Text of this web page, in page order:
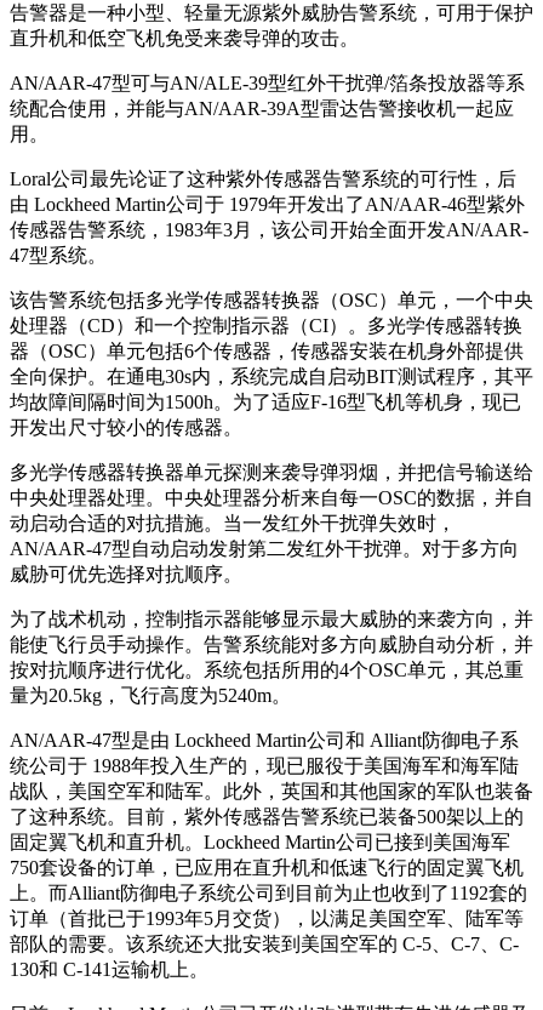
告警器是一种小型、轻量无源紫外威胁告警系统，可用于保护
直升机和低空飞机免受来袭导弹的攻击。
AN/AAR-47型可与AN/ALE-39型红外干扰弹/箔条投放器等系
统配合使用，并能与AN/AAR-39A型雷达告警接收机一起应
用。
Loral公司最先论证了这种紫外传感器告警系统的可行性，后
由 Lockheed Martin公司于 1979年开发出了AN/AAR-46型紫外
传感器告警系统，1983年3月，该公司开始全面开发AN/AAR-
47型系统。
该告警系统包括多光学传感器转换器（OSC）单元，一个中央
处理器（CD）和一个控制指示器（CI）。多光学传感器转换
器（OSC）单元包括6个传感器，传感器安装在机身外部提供
全向保护。在通电30s内，系统完成自启动BIT测试程序，其平
均故障间隔时间为1500h。为了适应F-16型飞机等机身，现已
开发出尺寸较小的传感器。
多光学传感器转换器单元探测来袭导弹羽烟，并把信号输送给
中央处理器处理。中央处理器分析来自每一OSC的数据，并自
动启动合适的对抗措施。当一发红外干扰弹失效时，
AN/AAR-47型自动启动发射第二发红外干扰弹。对于多方向
威胁可优先选择对抗顺序。
为了战术机动，控制指示器能够显示最大威胁的来袭方向，并
能使飞行员手动操作。告警系统能对多方向威胁自动分析，并
按对抗顺序进行优化。系统包括所用的4个OSC单元，其总重
量为20.5kg，飞行高度为5240m。
AN/AAR-47型是由 Lockheed Martin公司和 Alliant防御电子系
统公司于 1988年投入生产的，现已服役于美国海军和海军陆
战队，美国空军和陆军。此外，英国和其他国家的军队也装备
了这种系统。目前，紫外传感器告警系统已装备500架以上的
固定翼飞机和直升机。Lockheed Martin公司已接到美国海军
750套设备的订单，已应用在直升机和低速飞行的固定翼飞机
上。而Alliant防御电子系统公司到目前为止也收到了1192套的
订单（首批已于1993年5月交货），以满足美国空军、陆军等
部队的需要。该系统还大批安装到美国空军的 C-5、C-7、C-
130和 C-141运输机上。